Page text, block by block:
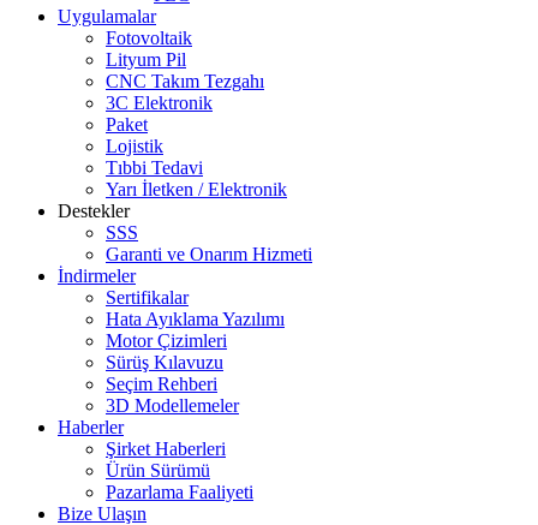
Uygulamalar
Fotovoltaik
Lityum Pil
CNC Takım Tezgahı
3C Elektronik
Paket
Lojistik
Tıbbi Tedavi
Yarı İletken / Elektronik
Destekler
SSS
Garanti ve Onarım Hizmeti
İndirmeler
Sertifikalar
Hata Ayıklama Yazılımı
Motor Çizimleri
Sürüş Kılavuzu
Seçim Rehberi
3D Modellemeler
Haberler
Şirket Haberleri
Ürün Sürümü
Pazarlama Faaliyeti
Bize Ulaşın